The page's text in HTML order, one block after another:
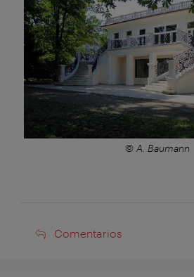
© A. Baumann
Comentarios
Comentarios